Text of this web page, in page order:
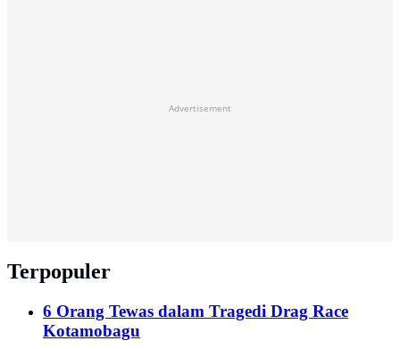
Advertisement
Terpopuler
6 Orang Tewas dalam Tragedi Drag Race
Kotamobagu